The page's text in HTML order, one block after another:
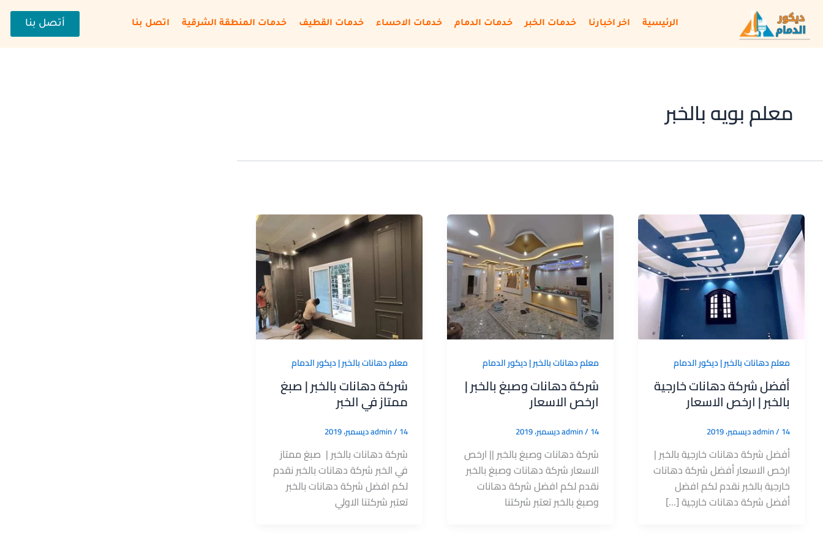
المحتوى
الرئيسية اخر اخبارنا خدمات الخبر خدمات الدمام خدمات الاحساء خدمات القطيف خدمات المنطقة الشرقية اتصل بنا أتصل بنا
معلم بويه بالخبر
معلم دهانات بالخبر | ديكور الدمام
أفضل شركة دهانات خارجية
بالخبر | ارخص الاسعار
admin/ 14 ديسمبر، 2019
أفضل شركة دهانات خارجية بالخبر |
ارخص الاسعار أفضل شركة دهانات
خارجية بالخبر نقدم لكم افضل
أفضل شركة دهانات خارجية […]
معلم دهانات بالخبر | ديكور الدمام
شركة دهانات وصبغ بالخبر |
ارخص الاسعار
admin/ 14 ديسمبر، 2019
شركة دهانات وصبغ بالخبر || ارخص
الاسعار شركة دهانات وصبغ بالخبر
نقدم لكم افضل شركة دهانات
وصبغ بالخبر تعتبر شركتنا
معلم دهانات بالخبر | ديكور الدمام
شركة دهانات بالخبر | صبغ
ممتاز في الخبر
admin/ 14 ديسمبر، 2019
شركة دهانات بالخبر | صبغ ممتاز
في الخبر شركة دهانات بالخبر نقدم
لكم افضل شركة دهانات بالخبر
تعتبر شركتنا الاولي